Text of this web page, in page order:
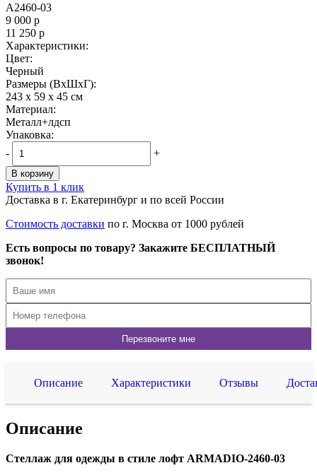
A2460-03
9 000 р
11 250 р
Характеристики:
Цвет:
Черный
Размеры (ВxШxГ):
243 x 59 x 45 см
Материал:
Металл+лдсп
Упаковка:
-
+
В корзину
Купить в 1 клик
Доставка в г. Екатеринбург и по всей России
Стоимость доставки по г. Москва от 1000 рублей
Есть вопросы по товару? Закажите БЕСПЛАТНЫЙ
звонок!
Описание Характеристики Отзывы
Описание
Стеллаж для одежды в стиле лофт ARMADIO-2460-03